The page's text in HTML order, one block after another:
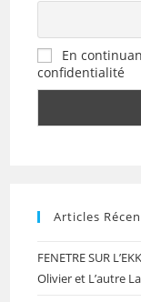
En
confidentialité
Articles
FENETRE SUR
Olivier et L’autre